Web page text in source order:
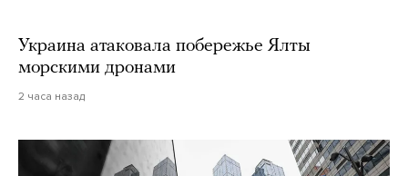
Украина атаковала побережье Ялты
морскими дронами
2 часа назад